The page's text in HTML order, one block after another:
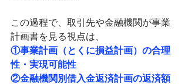
この過程で、取引先や金融機関が事業
計画書を見る視点は、
①事業計画（とくに損益計画）の合理
性・実現可能性
②金融機関別借入金返済計画の返済額